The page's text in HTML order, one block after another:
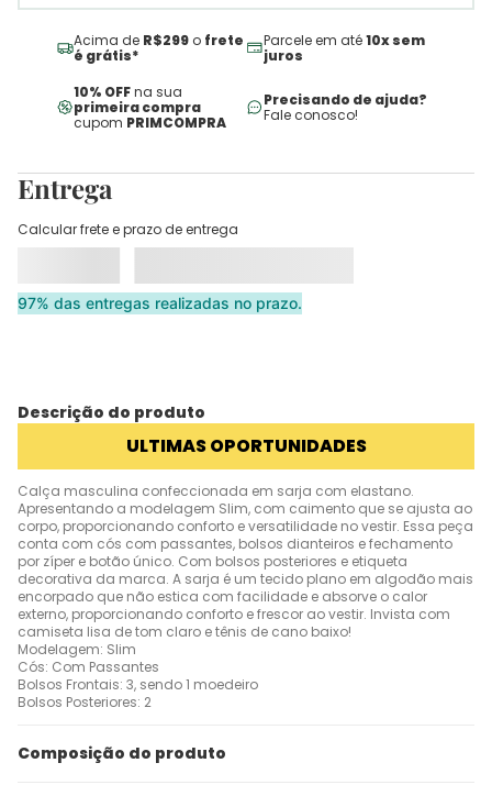
Acima de R$299 o frete
é grátis*
Parcele em até10x sem
juros
10% OFFna sua
primeira compra
cupom PRIMCOMPRA
Precisando de ajuda?
Fale conosco!
Entrega
Calcular frete e prazo de entrega
97% das entregas realizadas no prazo.
Descrição do produto
ULTIMAS OPORTUNIDADES
Calça masculina confeccionada em sarja com elastano.
Apresentando a modelagem Slim, com caimento que se ajusta ao
corpo, proporcionando conforto e versatilidade no vestir. Essa peça
conta com cós com passantes, bolsos dianteiros e fechamento
por zíper e botão único. Com bolsos posteriores e etiqueta
decorativa da marca. A sarja é um tecido plano em algodão mais
encorpado que não estica com facilidade e absorve o calor
externo, proporcionando conforto e frescor ao vestir. Invista com
camiseta lisa de tom claro e tênis de cano baixo!
Modelagem: Slim
Cós: Com Passantes
Bolsos Frontais: 3, sendo 1 moedeiro
Bolsos Posteriores: 2
Composição do produto